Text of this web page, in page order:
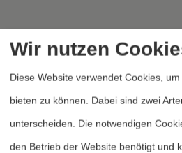
Heftarchiv
Wir nutzen
Diese Website verwendet Cookies,
bieten zu können. Dabei sind zwei
unterscheiden. Die notwendigen
den Betrieb der Website benötigt und